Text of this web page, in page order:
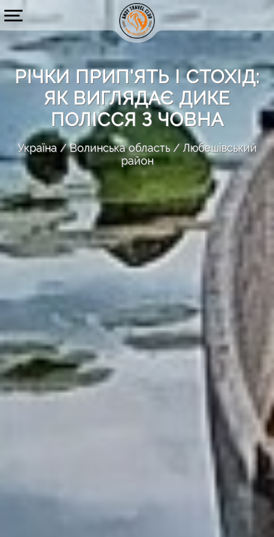
РІЧКИ ПРИП'ЯТЬ І СТОХІД:
ЯК ВИГЛЯДАЄ ДИКЕ
ПОЛІССЯ З ЧОВНА
Україна Волинська область
Любешівський
район